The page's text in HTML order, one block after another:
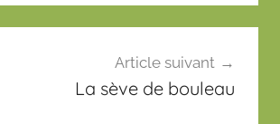
Article suivant
La sève de bouleau